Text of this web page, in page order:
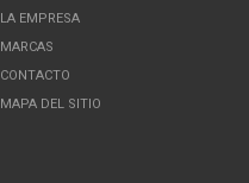
LA EMPRESA
MARCAS
CONTACTO
MAPA DEL SITIO